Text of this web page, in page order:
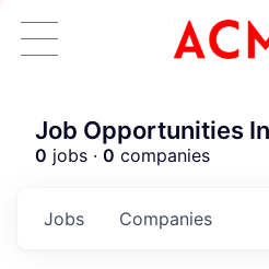
Job Opportunities
0 jobs · 0 companies
Jobs Companies